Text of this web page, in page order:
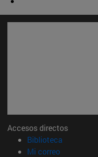
Accesos directos
Biblioteca
Mi correo(abre en